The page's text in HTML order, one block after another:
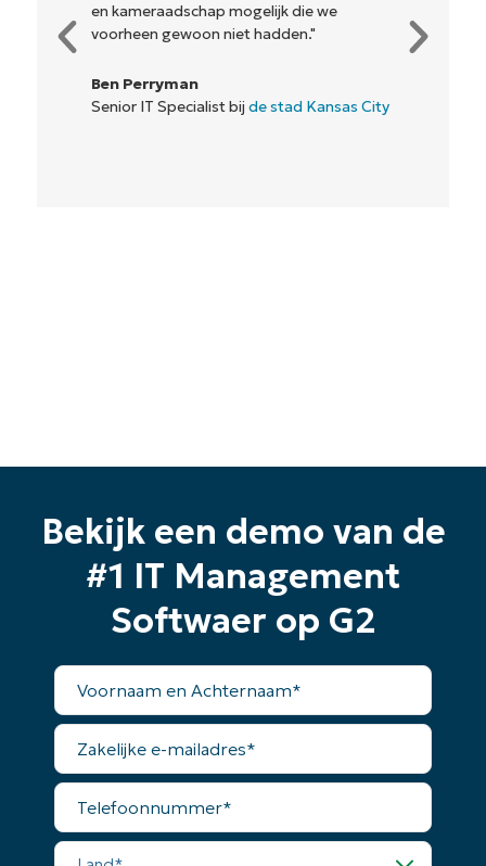
en kameraadschap mogelijk die we
voorheen gewoon niet hadden."
Ben Perryman
Senior IT Specialist bij de stad Kansas City
Bekijk een demo van de
#1 IT Management
Softwaer op G2
Voornaam
Achternaam*
Zakelijke
mailadres*
Telefoonnummer*
Land*